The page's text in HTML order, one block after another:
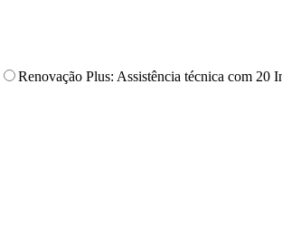
Renovação Plus: Assistência técnica com 20